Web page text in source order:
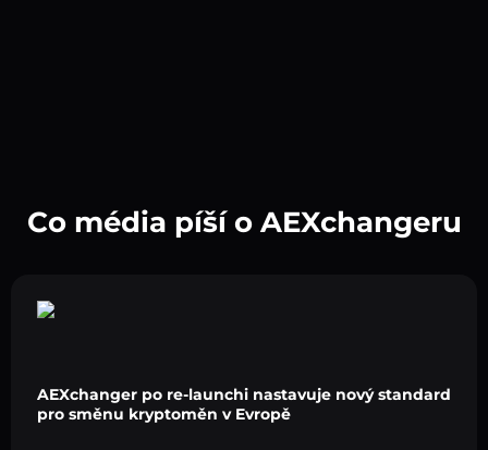
Co média píší o AEXchangeru
AEXchanger po re-launchi nastavuje nový standard
pro směnu kryptoměn v Evropě